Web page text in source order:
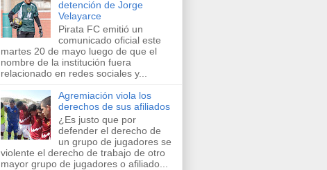
detención de Jorge
Velayarce
Pirata FC emitió un
comunicado oficial este
martes 20 de mayo luego de que el
nombre de la institución fuera
relacionado en redes sociales y...
Agremiación viola los
derechos de sus afiliados
¿Es justo que por
defender el derecho de
un grupo de jugadores se
violente el derecho de trabajo de otro
mayor grupo de jugadores o afiliado...